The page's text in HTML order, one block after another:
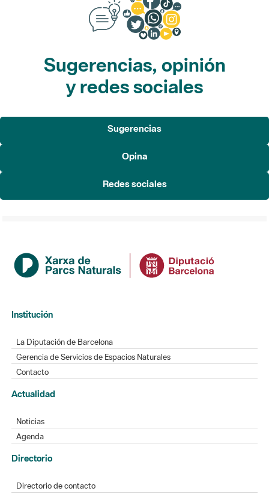
Sugerencias, opinión
y redes sociales
Sugerencias
Opina
Redes sociales
Institución
La Diputación de Barcelona
Gerencia de Servicios de Espacios Naturales
Contacto
Actualidad
Noticias
Agenda
Directorio
Directorio de contacto